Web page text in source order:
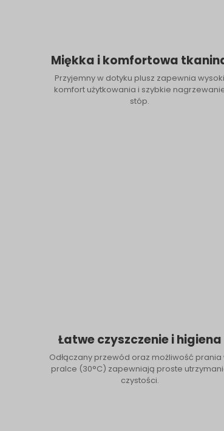
Miękka i komfortowa
Przyjemny w dotyku plusz zapewnia wysoki
komfort użytkowania i szybkie
stóp.
Łatwe czyszczenie i higiena
Odłączany przewód oraz możliwość prania
pralce (30°C) zapewniają proste
czystości.